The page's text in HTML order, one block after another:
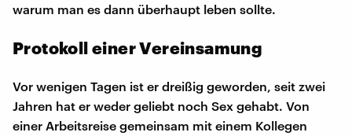
warum man es dann überhaupt leben sollte.
Protokoll einer Vereinsamung
Vor wenigen Tagen ist er dreißig geworden, seit zwei
Jahren hat er weder geliebt noch Sex gehabt. Von
einer Arbeitsreise gemeinsam mit einem Kollegen